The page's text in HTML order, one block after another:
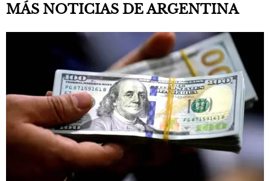
MÁS NOTICIAS DE ARGENTINA